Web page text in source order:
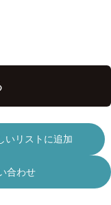
いリストに追加
合わせ